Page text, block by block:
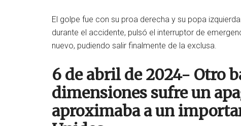
El golpe fue con su proa derecha y su popa
durante el accidente, pulsó el interruptor de
nuevo, pudiendo salir finalmente de la exclusa.
6 de abril de 2024- Otro
dimensiones sufre un
aproximaba a un